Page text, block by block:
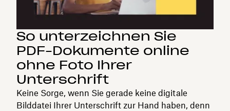
So unterzeichnen Sie
PDF-Dokumente online
ohne Foto Ihrer
Unterschrift
Keine Sorge, wenn Sie gerade keine digitale
Bilddatei Ihrer Unterschrift zur Hand haben, denn